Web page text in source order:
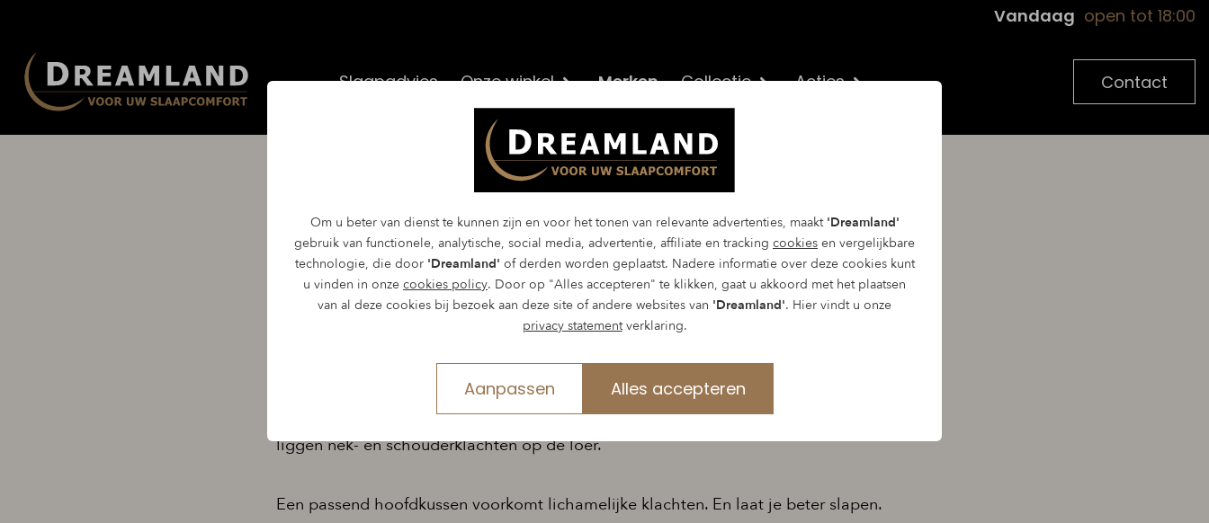
Om u beter van dienst te kunnen zijn en voor het tonen van relevante advertenties, maakt 'Dreamland'
gebruik van functionele, analytische, social media, advertentie, affiliate en tracking cookies en vergelijkbare
technologie, die door 'Dreamland' of derden worden geplaatst. Nadere informatie over deze cookies kunt
u vinden in onze cookies policy. Door op "Alles accepteren" te klikken, gaat u akkoord met het plaatsen
van al deze cookies bij bezoek aan deze site of andere websites van 'Dreamland'. Hier vindt u onze
privacy statementverklaring.
Aanpassen Alles accepteren
Vandaag open tot 18:00
Slaapadvies Onze winkel Merken Collectie Acties Contact
Cassenz kussen Monaco
Exclusive
je slaap beweeg je voortdurend. Overdag kun je een verkeerde houding corrigeren. ‘s
Nachts moet je kussen de nekwervels opvangen. Gebeurt dit niet of onvoldoende dan
liggen nek- en schouderklachten op de loer.
Een passend hoofdkussen voorkomt lichamelijke klachten. En laat je beter slapen.